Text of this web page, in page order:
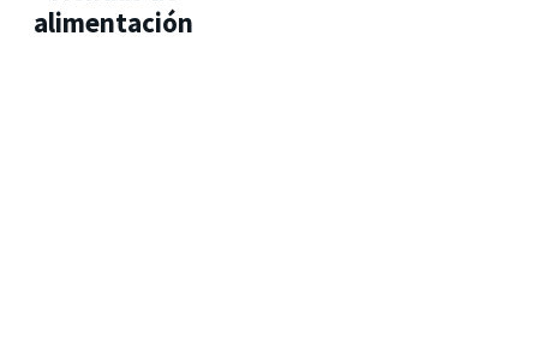
alimentación